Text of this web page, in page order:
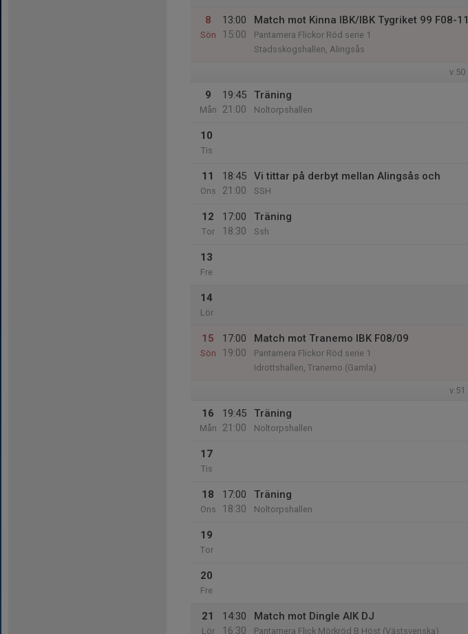
8
Sön
13:00
15:00
Match mot Kinna IBK/IBK Tygriket 99 F08-11
Pantamera Flickor Röd serie 1
Stadsskogshallen, Alingsås
v.50
9
Mån
19:45
21:00
Träning
Noltorpshallen
10
Tis
11
Ons
18:45
21:00
Vi tittar på derbyt mellan Alingsås och
SSH
12
Tor
17:00
18:30
Träning
Ssh
13
Fre
14
Lör
15
Sön
17:00
19:00
Match mot Tranemo IBK F08/09
Pantamera Flickor Röd serie 1
Idrottshallen, Tranemo (Gamla)
v.51
16
Mån
19:45
21:00
Träning
Noltorpshallen
17
Tis
18
Ons
17:00
18:30
Träning
Noltorpshallen
19
Tor
20
Fre
21
Lör
14:30
16:30
Match mot Dingle AIK DJ
Pantamera Flick Mörkröd B Höst (Västsvenska)